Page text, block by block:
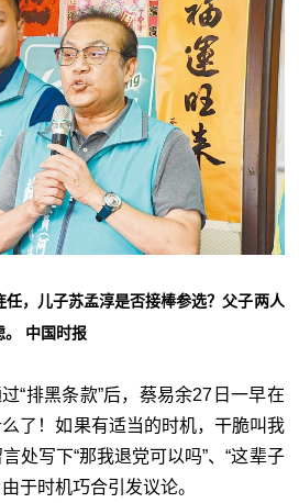
，儿子苏孟淳是否接棒参选？父子两人
。 中国时报
“排黑条款”后，蔡易余27日一早在
了！如果有适当的时机，干脆叫我
处写下“那我退党可以吗”、“这辈子
于时机巧合引发议论。